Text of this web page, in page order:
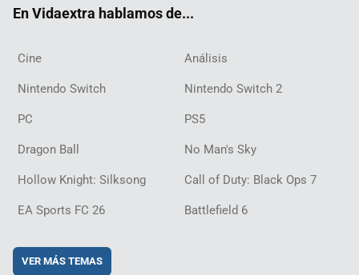
En Vidaextra hablamos de...
Cine Análisis
Nintendo Switch Nintendo Switch 2
PC PS5
Dragon Ball No Man's Sky
Hollow Knight: Silksong Call of Duty: Black Ops 7
EA Sports FC 26 Battlefield 6
VER MÁS TEMAS